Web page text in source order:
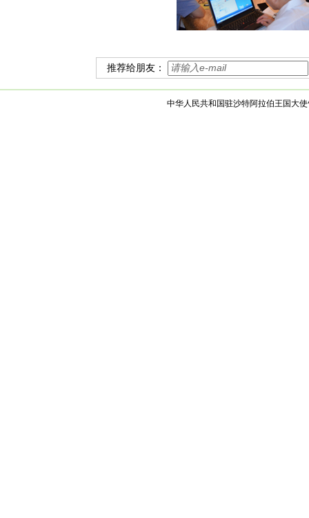
推荐给朋友：
中华人民共和国驻沙特阿拉伯王国大使